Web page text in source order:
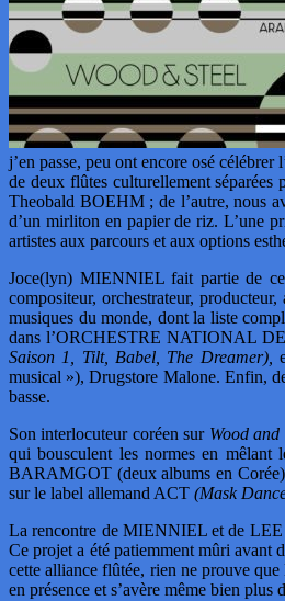
j’en passe, peu ont encore osé
de deux flûtes culturellement séparées
Theobald BOEHM ; de l’autre, nous
d’un mirliton en papier de riz. L’une
artistes aux parcours et aux options
Joce(lyn) MIENNIEL fait partie de
compositeur, orchestrateur,
musiques du monde, dont la liste
dans l’ORCHESTRE NATIONAL
Saison 1, Tilt, Babel, The Dreamer),
musical »), Drugstore Malone. Enfin,
basse.
Son interlocuteur coréen sur Wood and
qui bousculent les normes en mêlant
BARAMGOT (deux albums en
sur le label allemand ACT (Mask
La rencontre de MIENNIEL et de LEE
Ce projet a été patiemment mûri avant
cette alliance flûtée, rien ne prouve
en présence et s’avère même bien